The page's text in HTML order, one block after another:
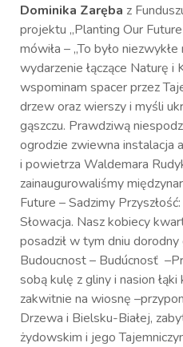
Dominika Zaręba z
projektu „Planting Our Future
mówiła – „To było
wydarzenie łączące Naturę i
wspominam spacer przez
drzew oraz wierszy i myśli
gąszczu. Prawdziwą
ogrodzie zwiewna instalacja
i powietrza Waldemara
zainaugurowaliśmy
Future – Sadzimy
Słowacja. Nasz kobiecy
posadził w tym dniu dorodny
Budoucnost – Budúcnosť
sobą kulę z gliny i nasion
zakwitnie na wiosnę
Drzewa i Bielsku-Białej,
żydowskim i jego